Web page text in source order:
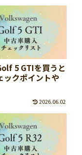
5 GTIを買うと
ックポイントや
2026.06.02